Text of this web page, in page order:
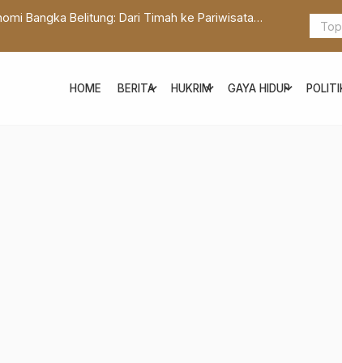
Bangka Belitung: Dari Timah ke Pariwisata
Atasi
HOME BERITA
expand_more HUKRIM
expand_more GAYA HIDUP
expand_more